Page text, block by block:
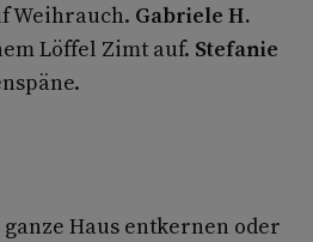
Weihrauch. Gabriele H.
Löffel Zimt auf. Stefanie
Haus entkernen oder